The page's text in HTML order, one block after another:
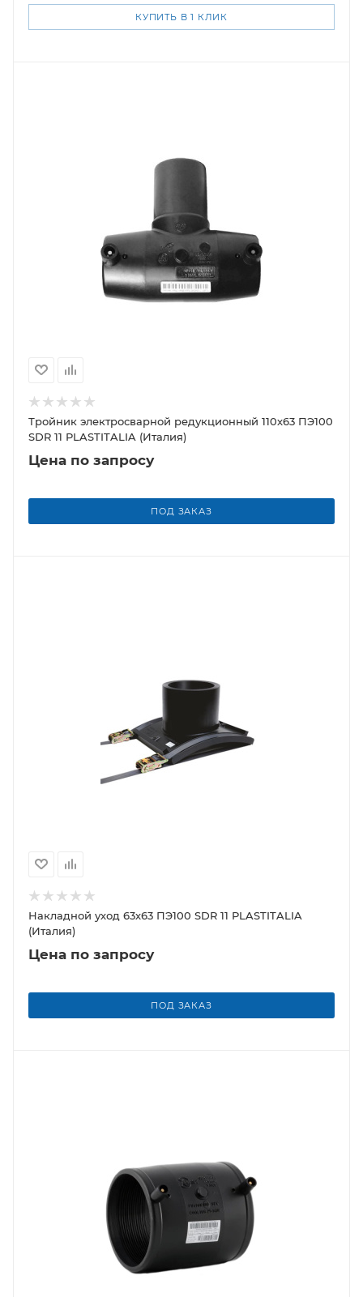
КУПИТЬ В 1 КЛИК
Тройник электросварной редукционный 110х63 ПЭ100
SDR 11 PLASTITALIA (Италия)
Цена по запросу
ПОД ЗАКАЗ
Накладной уход 63х63 ПЭ100 SDR 11 PLASTITALIA
(Италия)
Цена по запросу
ПОД ЗАКАЗ